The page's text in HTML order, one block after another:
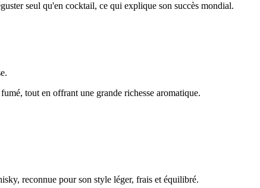
seul qu'en cocktail, ce qui explique son succès mondial.
tout en offrant une grande richesse aromatique.
reconnue pour son style léger, frais et équilibré.